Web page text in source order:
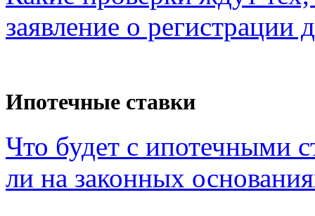
заявление о регистрации
Ипотечные ставки
Что будет с ипотечными
ли на законных